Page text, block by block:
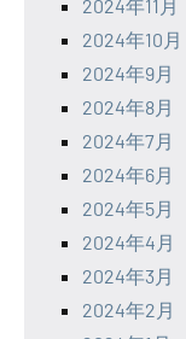
2024年11月
2024年10月
2024年9月
2024年8月
2024年7月
2024年6月
2024年5月
2024年4月
2024年3月
2024年2月